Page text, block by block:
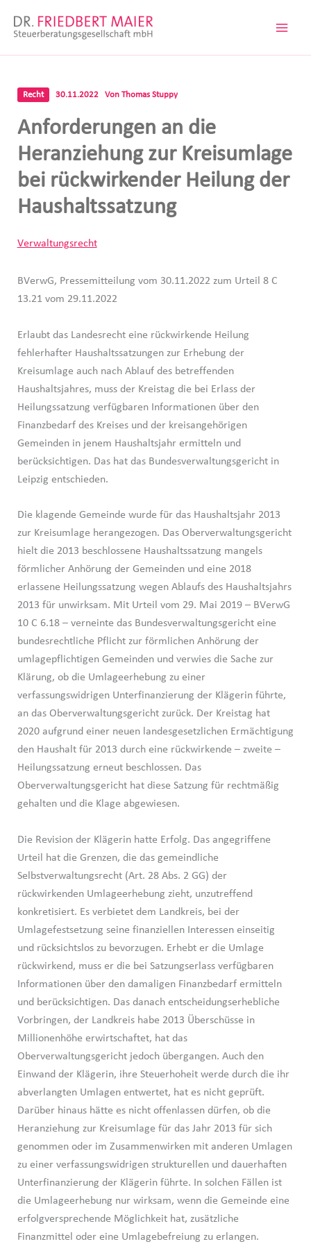
Inhalt
Recht 30.11.2022 Von Thomas Stuppy
Anforderungen an die
Heranziehung zur Kreisumlage
bei rückwirkender Heilung der
Haushaltssatzung
Verwaltungsrecht
BVerwG, Pressemitteilung vom 30.11.2022 zum Urteil 8 C
13.21 vom 29.11.2022
Erlaubt das Landesrecht eine rückwirkende Heilung
fehlerhafter Haushaltssatzungen zur Erhebung der
Kreisumlage auch nach Ablauf des betreffenden
Haushaltsjahres, muss der Kreistag die bei Erlass der
Heilungssatzung verfügbaren Informationen über den
Finanzbedarf des Kreises und der kreisangehörigen
Gemeinden in jenem Haushaltsjahr ermitteln und
berücksichtigen. Das hat das Bundesverwaltungsgericht in
Leipzig entschieden.
Die klagende Gemeinde wurde für das Haushaltsjahr 2013
zur Kreisumlage herangezogen. Das Oberverwaltungsgericht
hielt die 2013 beschlossene Haushaltssatzung mangels
förmlicher Anhörung der Gemeinden und eine 2018
erlassene Heilungssatzung wegen Ablaufs des Haushaltsjahrs
2013 für unwirksam. Mit Urteil vom 29. Mai 2019 – BVerwG
10 C 6.18 – verneinte das Bundesverwaltungsgericht eine
bundesrechtliche Pflicht zur förmlichen Anhörung der
umlagepflichtigen Gemeinden und verwies die Sache zur
Klärung, ob die Umlageerhebung zu einer
verfassungswidrigen Unterfinanzierung der Klägerin führte,
an das Oberverwaltungsgericht zurück. Der Kreistag hat
2020 aufgrund einer neuen landesgesetzlichen Ermächtigung
den Haushalt für 2013 durch eine rückwirkende – zweite –
Heilungssatzung erneut beschlossen. Das
Oberverwaltungsgericht hat diese Satzung für rechtmäßig
gehalten und die Klage abgewiesen.
Die Revision der Klägerin hatte Erfolg. Das angegriffene
Urteil hat die Grenzen, die das gemeindliche
Selbstverwaltungsrecht (Art. 28 Abs. 2 GG) der
rückwirkenden Umlageerhebung zieht, unzutreffend
konkretisiert. Es verbietet dem Landkreis, bei der
Umlagefestsetzung seine finanziellen Interessen einseitig
und rücksichtslos zu bevorzugen. Erhebt er die Umlage
rückwirkend, muss er die bei Satzungserlass verfügbaren
Informationen über den damaligen Finanzbedarf ermitteln
und berücksichtigen. Das danach entscheidungserhebliche
Vorbringen, der Landkreis habe 2013 Überschüsse in
Millionenhöhe erwirtschaftet, hat das
Oberverwaltungsgericht jedoch übergangen. Auch den
Einwand der Klägerin, ihre Steuerhoheit werde durch die ihr
abverlangten Umlagen entwertet, hat es nicht geprüft.
Darüber hinaus hätte es nicht offenlassen dürfen, ob die
Heranziehung zur Kreisumlage für das Jahr 2013 für sich
genommen oder im Zusammenwirken mit anderen Umlagen
zu einer verfassungswidrigen strukturellen und dauerhaften
Unterfinanzierung der Klägerin führte. In solchen Fällen ist
die Umlageerhebung nur wirksam, wenn die Gemeinde eine
erfolgversprechende Möglichkeit hat, zusätzliche
Finanzmittel oder eine Umlagebefreiung zu erlangen.